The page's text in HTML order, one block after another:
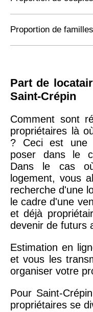
Proportion de familles
Part de
Saint-Crépin
Comment sont
propriétaires là
? Ceci est une
poser dans le
Dans le cas
logement, vous
recherche d'une
le cadre d'une
et déjà
devenir de futurs
Estimation en
et vous les
organiser votre
Pour Saint-
propriétaires se